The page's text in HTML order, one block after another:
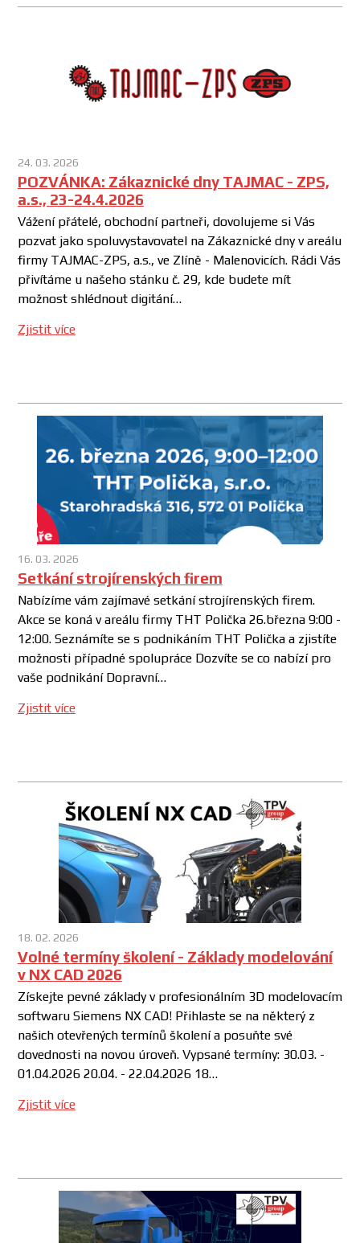
24. 03. 2026
POZVÁNKA: Zákaznické dny TAJMAC - ZPS,
a.s., 23-24.4.2026
Vážení přátelé, obchodní partneři, dovolujeme si Vás
pozvat jako spoluvystavovatel na Zákaznické dny v areálu
firmy TAJMAC-ZPS, a.s., ve Zlíně - Malenovicích. Rádi Vás
přivítáme u našeho stánku č. 29, kde budete mít
možnost shlédnout digitání…
Zjistit více
16. 03. 2026
Setkání strojírenských firem
Nabízíme vám zajímavé setkání strojírenských firem.
Akce se koná v areálu firmy THT Polička 26.března 9:00 -
12:00. Seznámíte se s podnikáním THT Polička a zjistíte
možnosti případné spolupráce Dozvíte se co nabízí pro
vaše podnikání Dopravní…
Zjistit více
18. 02. 2026
Volné termíny školení - Základy modelování
v NX CAD 2026
Získejte pevné základy v profesionálním 3D modelovacím
softwaru Siemens NX CAD! Přihlaste se na některý z
našich otevřených termínů školení a posuňte své
dovednosti na novou úroveň. Vypsané termíny: 30.03. -
01.04.2026 20.04. - 22.04.2026 18…
Zjistit více